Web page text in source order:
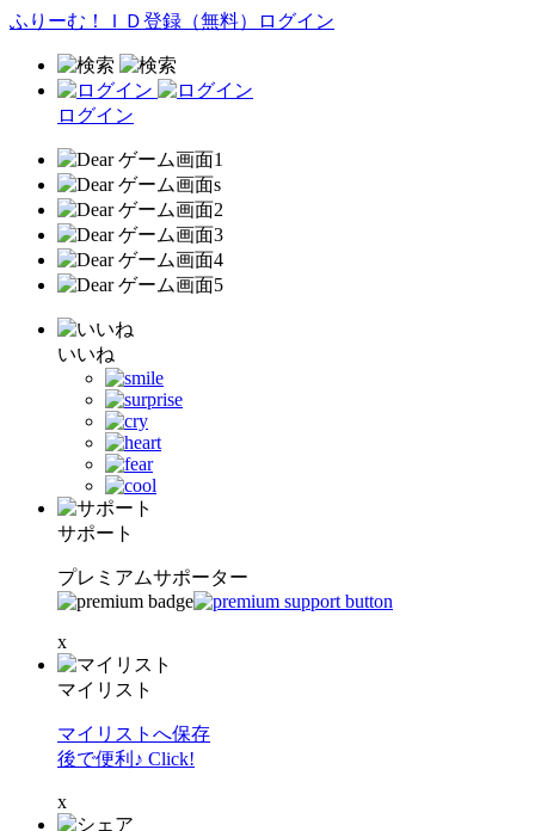
ふりーむ！ＩＤ登録（無料） ログイン
ログイン
いいね
サポート
プレミアムサポーター
x
マイリスト
マイリストへ保存
後で便利♪ Click!
x